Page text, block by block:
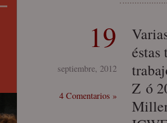
19
septiembre, 2012
4 Comentarios »
Z ó